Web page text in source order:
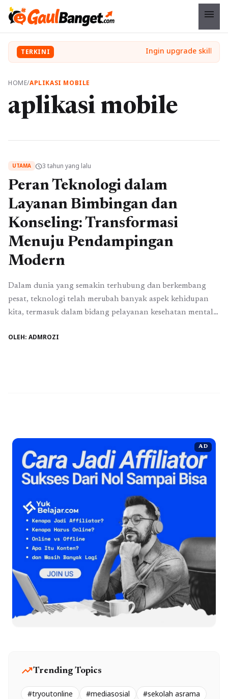
menu
TERKINI
HOME/APLIKASI MOBILE
aplikasi mobile
UTAMA schedule3 tahun yang lalu
Peran Teknologi dalam
Layanan Bimbingan dan
Konseling: Transformasi
Menuju Pendampingan
Modern
Dalam dunia yang semakin terhubung dan berkembang
pesat, teknologi telah merubah banyak aspek kehidupan
kita, termasuk dalam bidang pelayanan kesehatan mental
terkecuali, mengalami transformasi signifikan dalam cara
OLEH: ADMROZI
AD
trending_upTrending Topics
#tryoutonline #mediasosial
#sekolah asrama